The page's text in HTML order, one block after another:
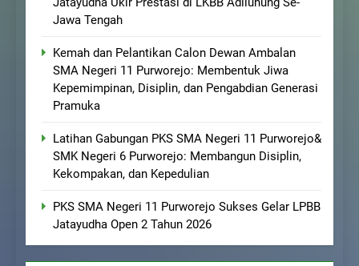
Jawa Tengah
Kemah dan Pelantikan Calon Dewan Ambalan
SMA Negeri 11 Purworejo: Membentuk Jiwa
Kepemimpinan, Disiplin, dan Pengabdian Generasi
Pramuka
Latihan Gabungan PKS SMA Negeri 11 Purworejo&
SMK Negeri 6 Purworejo: Membangun Disiplin,
Kekompakan, dan Kepedulian
PKS SMA Negeri 11 Purworejo Sukses Gelar LPBB
Jatayudha Open 2 Tahun 2026